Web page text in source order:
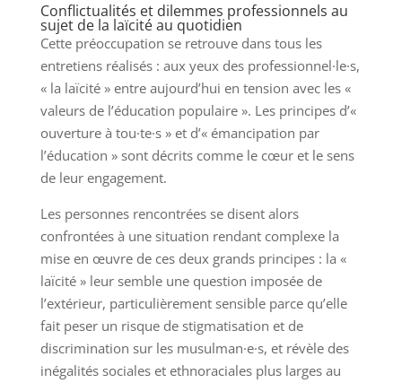
Conflictualités et dilemmes professionnels au
sujet de la laïcité au quotidien
Cette préoccupation se retrouve dans tous les
entretiens réalisés : aux yeux des professionnel·le·s,
« la laïcité » entre aujourd’hui en tension avec les «
valeurs de l’éducation populaire ». Les principes d’«
ouverture à tou·te·s » et d’« émancipation par
l’éducation » sont décrits comme le cœur et le sens
de leur engagement.
Les personnes rencontrées se disent alors
confrontées à une situation rendant complexe la
mise en œuvre de ces deux grands principes : la «
laïcité » leur semble une question imposée de
l’extérieur, particulièrement sensible parce qu’elle
fait peser un risque de stigmatisation et de
discrimination sur les musulman·e·s, et révèle des
inégalités sociales et ethnoraciales plus larges au